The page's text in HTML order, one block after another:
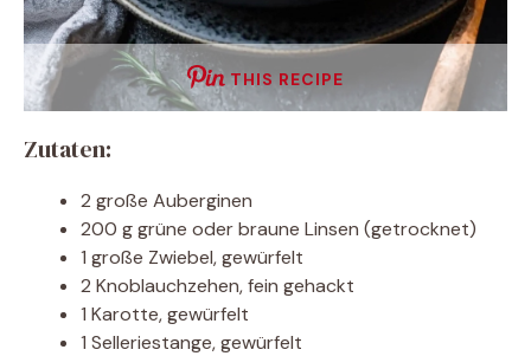
THIS RECIPE
Zutaten:
2 große Auberginen
200 g grüne oder braune Linsen (getrocknet)
1 große Zwiebel, gewürfelt
2 Knoblauchzehen, fein gehackt
1 Karotte, gewürfelt
1 Selleriestange, gewürfelt